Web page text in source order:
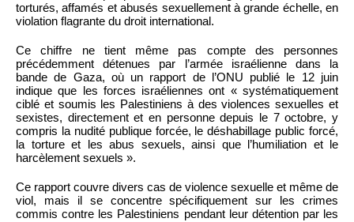
torturés, affamés et abusés sexuellement à grande échelle, en
violation flagrante du droit international.
Ce chiffre ne tient même pas compte des personnes
précédemment détenues par l’armée israélienne dans la
bande de Gaza, où un rapport de l’ONU publié le 12 juin
indique que les forces israéliennes ont « systématiquement
ciblé et soumis les Palestiniens à des violences sexuelles et
sexistes, directement et en personne depuis le 7 octobre, y
compris la nudité publique forcée, le déshabillage public forcé,
la torture et les abus sexuels, ainsi que l’humiliation et le
harcèlement sexuels ».
Ce rapport couvre divers cas de violence sexuelle et même de
viol, mais il se concentre spécifiquement sur les crimes
commis contre les Palestiniens pendant leur détention par les